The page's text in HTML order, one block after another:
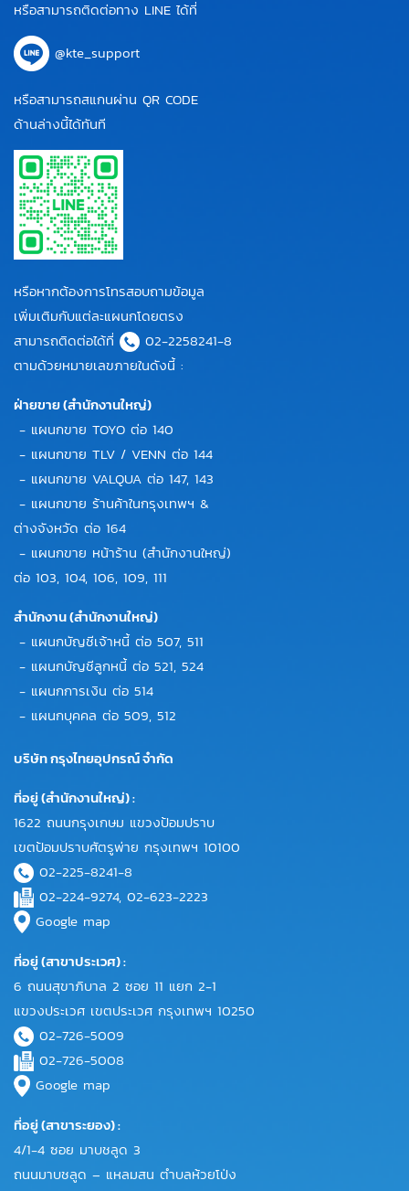
หรือสามารถติดต่อทาง LINE ได้ที่
@kte_support
หรือสามารถสแกนผ่าน QR CODE
ด้านล่างนี้ได้ทันที
หรือหากต้องการโทรสอบถามข้อมูล
เพิ่มเติมกับแต่ละแผนกโดยตรง
สามารถติดต่อได้ที่
02-2258241-8
ตามด้วยหมายเลขภายในดังนี้ :
ฝ่ายขาย (สำนักงานใหญ่)
- แผนกขาย TOYO ต่อ 140
- แผนกขาย TLV / VENN ต่อ 144
- แผนกขาย VALQUA ต่อ 147, 143
- แผนกขาย ร้านค้าในกรุงเทพฯ &
ต่างจังหวัด ต่อ 164
- แผนกขาย หน้าร้าน (สำนักงานใหญ่)
ต่อ 103, 104, 106, 109, 111
สำนักงาน (สำนักงานใหญ่)
- แผนกบัญชีเจ้าหนี้ ต่อ 507, 511
- แผนกบัญชีลูกหนี้ ต่อ 521, 524
- แผนกการเงิน ต่อ 514
- แผนกบุคคล ต่อ 509, 512
บริษัท กรุงไทยอุปกรณ์ จำกัด
ที่อยู่ (สำนักงานใหญ่) :
1622 ถนนกรุงเกษม แขวงป้อมปราบ
เขตป้อมปราบศัตรูพ่าย กรุงเทพฯ 10100
02-225-8241-8
02-224-9274, 02-623-2223
Google map
ที่อยู่ (สาขาประเวศ) :
6 ถนนสุขาภิบาล 2 ซอย 11 แยก 2-1
แขวงประเวศ เขตประเวศ กรุงเทพฯ 10250
02-726-5009
02-726-5008
Google map
ที่อยู่ (สาขาระยอง) :
4/1-4 ซอย มาบชลูด 3
ถนนมาบชลูด – แหลมสน ตำบลห้วยโป่ง